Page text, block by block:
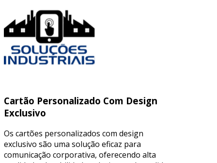
Cartão Personalizado Com Design
Exclusivo
Os cartões personalizados com design
exclusivo são uma solução eficaz para
comunicação corporativa, oferecendo alta